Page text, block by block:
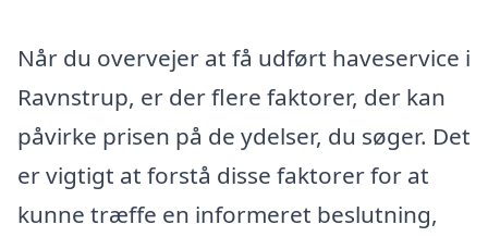
Når du overvejer at få udført haveservice i
Ravnstrup, er der flere faktorer, der kan
påvirke prisen på de ydelser, du søger. Det
er vigtigt at forstå disse faktorer for at
kunne træffe en informeret beslutning,